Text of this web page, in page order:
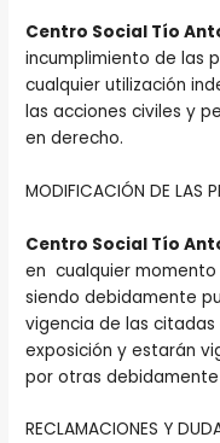
Centro Social Tío
incumplimiento de las
cualquier utilización
las acciones civiles y
en derecho.
MODIFICACIÓN DE LAS
Centro Social Tío
en cualquier
siendo debidamente
vigencia de las
exposición y estarán
por otras
RECLAMACIONES Y